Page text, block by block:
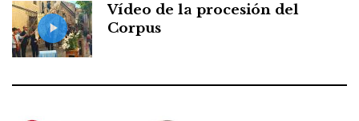
Vídeo de la procesión del
Corpus